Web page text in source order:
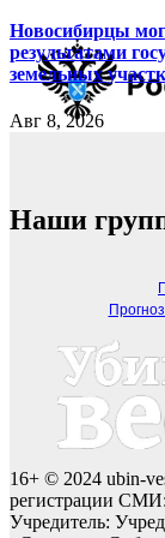
Новосибирцы
результатами
земельных
Авг 8, 2026
Наши
16+ © 2024 ubin-
регистрации
Учредитель: